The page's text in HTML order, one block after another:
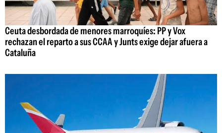
Ceuta desbordada de menores marroquíes: PP y Vox
rechazan el reparto a sus CCAA y Junts exige dejar afuera a
Cataluña